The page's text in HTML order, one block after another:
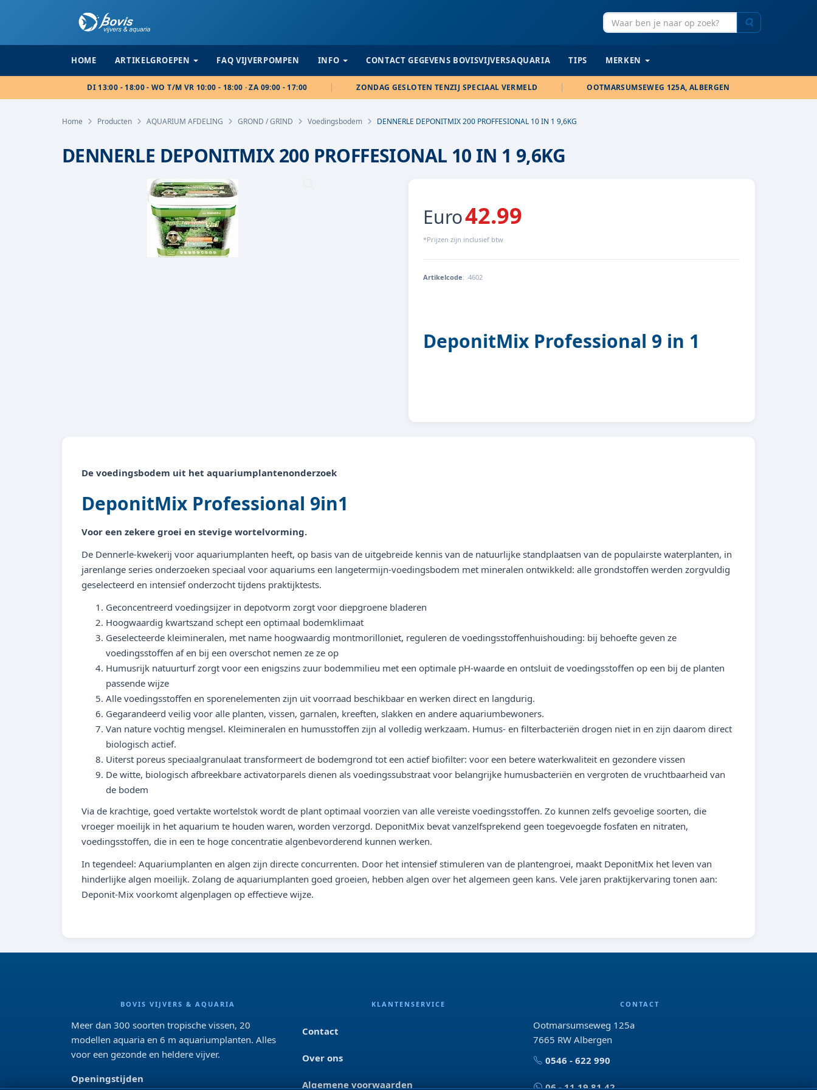
HOME ARTIKELGROEPEN FAQ VIJVERPOMPEN INFO CONTACT GEGEVENS BOVISVIJVERSAQUARIA TIPS MERKEN
DI 13:00 - 18:00 - WO T/M VR 10:00 - 18:00 · ZA 09:00 - 17:00 ZONDAG GESLOTEN TENZIJ SPECIAAL VERMELD OOTMARSUMSEWEG 125A, ALBERGEN
Home Producten AQUARIUM AFDELING GROND / GRIND Voedingsbodem DENNERLE DEPONITMIX 200 PROFFESIONAL 10 IN 1 9,6KG
DENNERLE DEPONITMIX 200 PROFFESIONAL 10 IN 1 9,6KG
Euro42.99
*Prijzen zijn inclusief btw
Artikelcode: 4602
DeponitMix Professional 9 in 1
De voedingsbodem uit het aquariumplantenonderzoek
DeponitMix Professional 9in1
Voor een zekere groei en stevige wortelvorming.
De Dennerle-kwekerij voor aquariumplanten heeft, op basis van de uitgebreide kennis van de natuurlijke standplaatsen van de populairste waterplanten, in
jarenlange series onderzoeken speciaal voor aquariums een langetermijn-voedingsbodem met mineralen ontwikkeld: alle grondstoffen werden zorgvuldig
geselecteerd en intensief onderzocht tijdens praktijktests.
Geconcentreerd voedingsijzer in depotvorm zorgt voor diepgroene bladeren
Hoogwaardig kwartszand schept een optimaal bodemklimaat
Geselecteerde kleimineralen, met name hoogwaardig montmorilloniet, reguleren de voedingsstoffenhuishouding: bij behoefte geven ze
voedingsstoffen af en bij een overschot nemen ze ze op
Humusrijk natuurturf zorgt voor een enigszins zuur bodemmilieu met een optimale pH-waarde en ontsluit de voedingsstoffen op een bij de planten
passende wijze
Alle voedingsstoffen en sporenelementen zijn uit voorraad beschikbaar en werken direct en langdurig.
Gegarandeerd veilig voor alle planten, vissen, garnalen, kreeften, slakken en andere aquariumbewoners.
Van nature vochtig mengsel. Kleimineralen en humusstoffen zijn al volledig werkzaam. Humus- en filterbacteriën drogen niet in en zijn daarom direct
biologisch actief.
Uiterst poreus speciaalgranulaat transformeert de bodemgrond tot een actief biofilter: voor een betere waterkwaliteit en gezondere vissen
De witte, biologisch afbreekbare activatorparels dienen als voedingssubstraat voor belangrijke humusbacteriën en vergroten de vruchtbaarheid van
de bodem
Via de krachtige, goed vertakte wortelstok wordt de plant optimaal voorzien van alle vereiste voedingsstoffen. Zo kunnen zelfs gevoelige soorten, die
vroeger moeilijk in het aquarium te houden waren, worden verzorgd. DeponitMix bevat vanzelfsprekend geen toegevoegde fosfaten en nitraten,
voedingsstoffen, die in een te hoge concentratie algenbevorderend kunnen werken.
In tegendeel: Aquariumplanten en algen zijn directe concurrenten. Door het intensief stimuleren van de plantengroei, maakt DeponitMix het leven van
hinderlijke algen moeilijk. Zolang de aquariumplanten goed groeien, hebben algen over het algemeen geen kans. Vele jaren praktijkervaring tonen aan:
Deponit-Mix voorkomt algenplagen op effectieve wijze.
BOVIS VIJVERS & AQUARIA
Meer dan 300 soorten tropische vissen, 20
modellen aquaria en 6 m aquariumplanten. Alles
voor een gezonde en heldere vijver.
Openingstijden
KLANTENSERVICE
Contact
Over ons
Algemene voorwaarden
CONTACT
Ootmarsumseweg 125a
7665 RW Albergen
0546 - 622 990
06 - 11 19 81 42